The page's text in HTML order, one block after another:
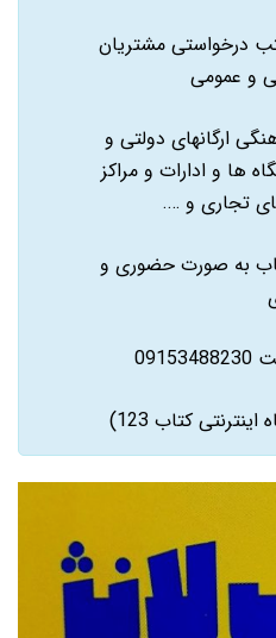
درخواستی مشتریان
و عمومی
ارگانهای دولتی و
ها و ادارات و مراکز
تجاری و ….
به صورت حضوری و
کتاب 123)